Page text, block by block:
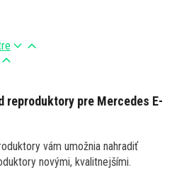
reproduktory pre Mercedes E-
vám umožnia nahradiť
novými, kvalitnejšími.